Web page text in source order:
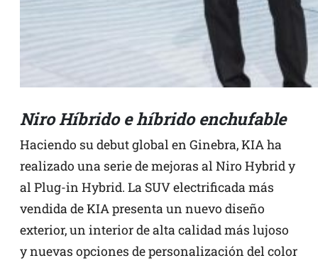
Niro Híbrido e híbrido enchufable
Haciendo su debut global en Ginebra, KIA ha
realizado una serie de mejoras al Niro Hybrid y
al Plug-in Hybrid. La SUV electrificada más
vendida de KIA presenta un nuevo diseño
exterior, un interior de alta calidad más lujoso
y nuevas opciones de personalización del color